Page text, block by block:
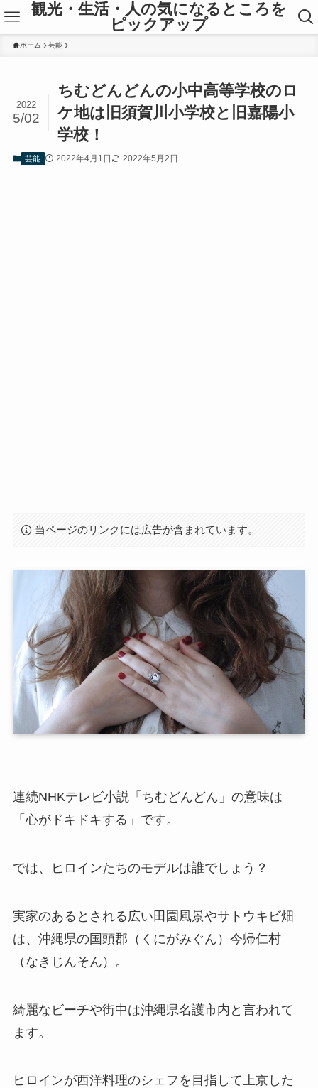
観光・生活・人の気になるところを
ピックアップ
ホーム 芸能
ちむどんどんの小中高等学校のロ
ケ地は旧須賀川小学校と旧嘉陽小
学校！
2022
5/02
芸能 2022年4月1日 2022年5月2日
当ページのリンクには広告が含まれています。
連続NHKテレビ小説「ちむどんどん」の意味は
「心がドキドキする」です。
では、ヒロインたちのモデルは誰でしょう？
実家のあるとされる広い田園風景やサトウキビ畑
は、沖縄県の国頭郡（くにがみぐん）今帰仁村
（なきじんそん）。
綺麗なビーチや街中は沖縄県名護市内と言われて
ます。
ヒロインが西洋料理のシェフを目指して上京した